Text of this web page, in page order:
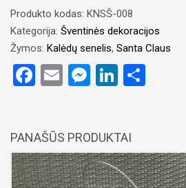
„Kalėdų
senelis“
Produkto kodas: KNSŠ-008
Kategorija: Šventinės dekoracijos
Žymos: Kalėdų senelis, Santa Claus
Facebook
EmailMessenger
LinkedIn
PANAŠŪS PRODUKTAI